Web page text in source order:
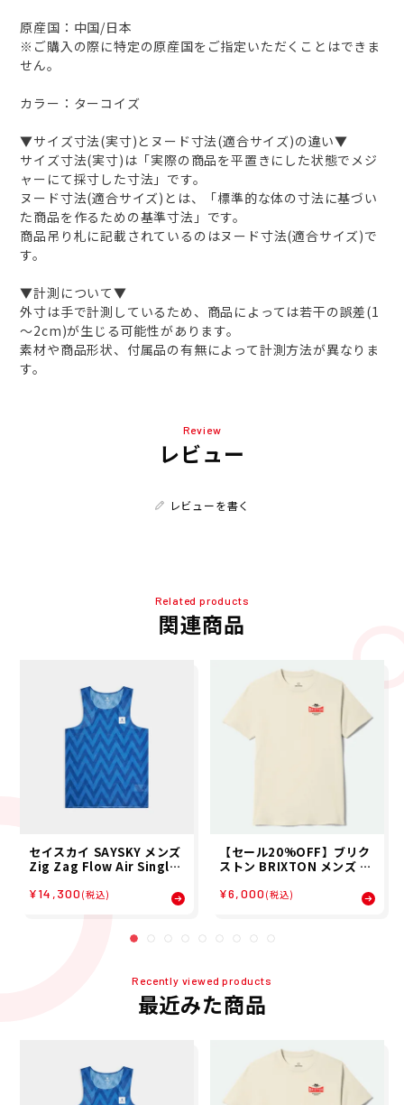
原産国：中国/日本
※ご購入の際に特定の原産国をご指定いただくことはできま
せん。
カラー：ターコイズ
▼サイズ寸法(実寸)とヌード寸法(適合サイズ)の違い▼
サイズ寸法(実寸)は「実際の商品を平置きにした状態でメジ
ャーにて採寸した寸法」です。
ヌード寸法(適合サイズ)とは、「標準的な体の寸法に基づい
た商品を作るための基準寸法」です。
商品吊り札に記載されているのはヌード寸法(適合サイズ)で
す。
▼計測について▼
外寸は手で計測しているため、商品によっては若干の誤差(1
～2cm)が生じる可能性があります。
素材や商品形状、付属品の有無によって計測方法が異なりま
す。
Review
レビュー
レビューを書く
Related products
関連商品
セイスカイ SAYSKY メンズ
Zig Zag Flow Air Singlet
063 26SP
¥14,300 (税込)
【セール20%OFF】ブリク
ストン BRIXTON メンズ 半
STD 17496 26SP
¥6,000 (税込)
Recently viewed products
最近みた商品